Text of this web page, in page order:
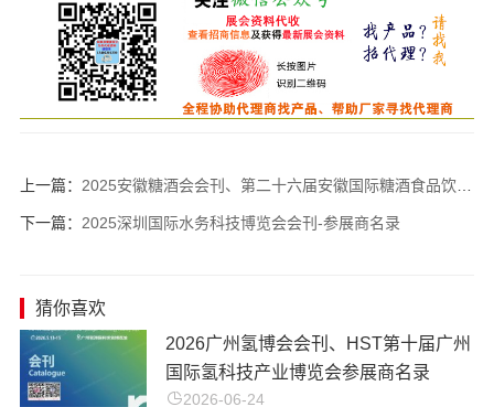
上一篇： 2025安徽糖酒会会刊、第二十六届安徽国际糖酒食品饮料交易会参展商名录_ 酒业博览会|食品饮料展会刊
下一篇： 2025深圳国际水务科技博览会会刊-参展商名录
猜你喜欢
2026广州氢博会会刊、HST第十届广州
国际氢科技产业博览会参展商名录
2026-06-24